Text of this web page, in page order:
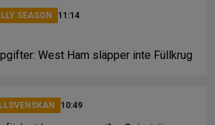
SEASON 11:14
West Ham släpper inte Füllkrug
10:49